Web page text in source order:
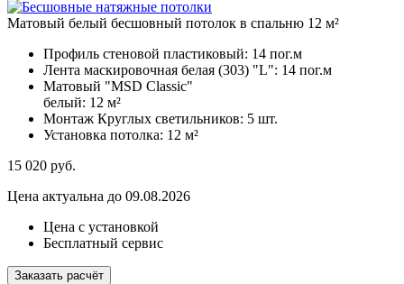
Матовый белый бесшовный потолок в спальню 12 м²
Профиль стеновой пластиковый: 14 пог.м
Лента маскировочная белая (303) "L": 14 пог.м
Матовый "MSD Classic"
белый: 12 м²
Монтаж Круглых светильников: 5 шт.
Установка потолка: 12 м²
15 020 руб.
Цена актуальна до 09.08.2026
Цена с установкой
Бесплатный сервис
Заказать расчёт